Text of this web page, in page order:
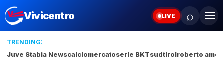
Vivicentro LIVE ⌕
TRENDING:
Juve Stabia Newscalciomercatoserie BKTsudtirolroberto